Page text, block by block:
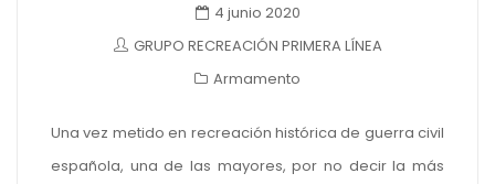
4 junio 2020
GRUPO RECREACIÓN PRIMERA LÍNEA
Armamento
Una vez metido en recreación histórica de guerra civil
española, una de las mayores, por no decir la más